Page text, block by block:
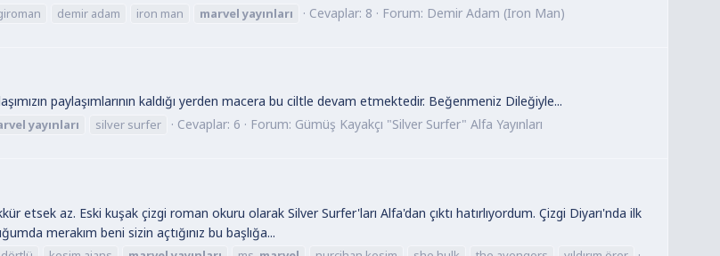
demir adam iron man marvel yayınları Cevaplar: 8 Forum: Demir Adam (Iron Man)
paylaşımlarının kaldığı yerden macera bu ciltle devam etmektedir. Beğenmeniz Dileğiyle...
yayınları silver surfer Cevaplar: 6 Forum: Gümüş Kayakçı "Silver Surfer" Alfa Yayınları
etsek az. Eski kuşak çizgi roman okuru olarak Silver Surfer'ları Alfa'dan çıktı hatırlıyordum. Çizgi Diyarı'nda ilk
merakım beni sizin açtığınız bu başlığa...